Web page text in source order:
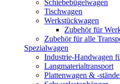
Schiebebügelwagen
Tischwagen
Werkstückwagen
Zubehör für
Zubehör für alle
Spezialwagen
Industrie-Handwagen
Langmaterialtransport
Plattenwagen & -